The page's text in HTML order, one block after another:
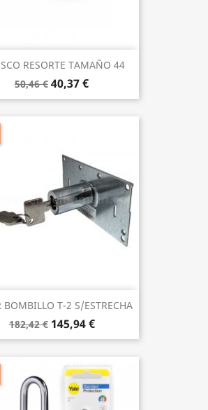
RESORTE TAMAÑO 44
50,46 € 40,37 €
BOMBILLO T-2 S/ESTRECHA
182,42 € 145,94 €